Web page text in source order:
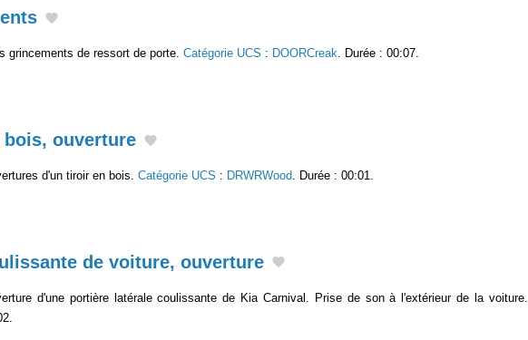
grincements de ressort de porte. Catégorie UCS : DOORCreak . Durée : 00:07.
ouverture
d'un tiroir en bois. Catégorie UCS : DRWRWood . Durée : 00:01.
de voiture, ouverture
d'une portière latérale coulissante de Kia Carnival. Prise de son à l'extérieur de la voiture.